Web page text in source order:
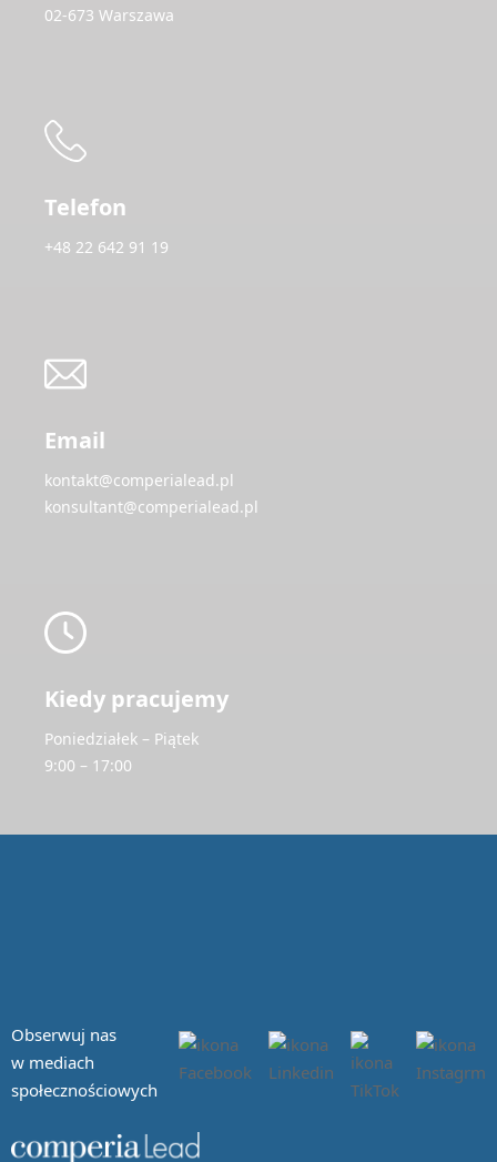
02-673 Warszawa
Telefon
+48 22 642 91 19
Email
kontakt@comperialead.pl
konsultant@comperialead.pl
Kiedy pracujemy
Poniedziałek – Piątek
9:00 – 17:00
Obserwuj nas
w mediach
społecznościowych